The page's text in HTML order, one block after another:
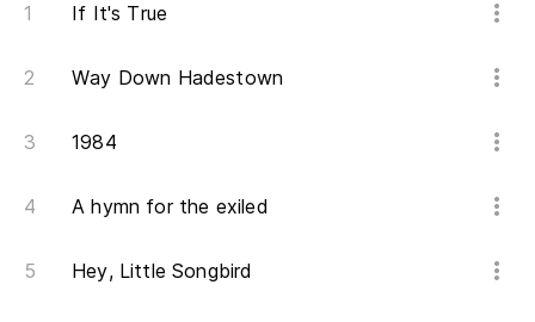
If It's True
Way Down Hadestown
1984
A hymn for the exiled
Hey, Little Songbird